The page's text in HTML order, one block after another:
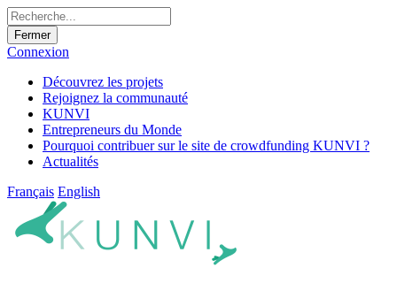
Fermer
Connexion
Découvrez les projets
Rejoignez la communauté
KUNVI
Entrepreneurs du Monde
Pourquoi contribuer sur le site de crowdfunding KUNVI ?
Actualités
Français English